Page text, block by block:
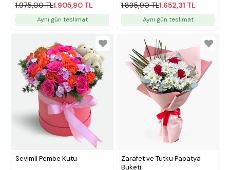
1.975,00 TL1.905,90 TL
Aynı gün teslimat
1.835,90 TL1.652,31 TL
Aynı gün teslimat
Sevimli Pembe Kutu
Zarafet ve Tutku Papatya
Buketi